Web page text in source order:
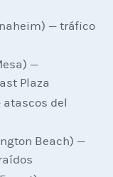
— tráfico
—
Plaza
atascos del
Beach) —